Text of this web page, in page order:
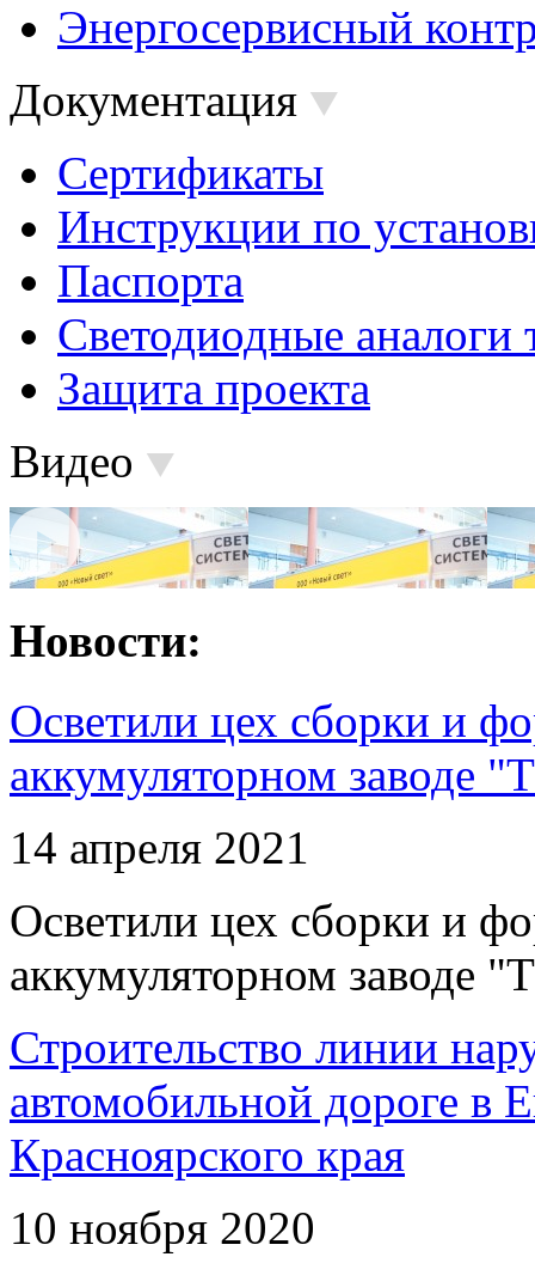
Энергосервисный
Документация
Сертификаты
Инструкции по
Паспорта
Светодиодные аналоги
Защита проекта
Видео
Новости:
Осветили цех сборки и
аккумуляторном заводе
14 апреля 2021
Осветили цех сборки и
аккумуляторном заводе
Строительство линии
автомобильной дороге в
Красноярского края
10 ноября 2020